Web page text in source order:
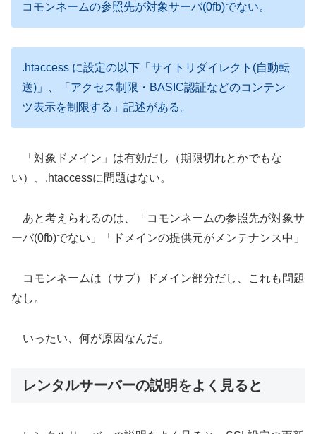
コモンネームの参照先が対象サーバ(0fb)でない。
.htaccess に設定の以下「サイトリダイレクト(自動転
送)」、「アクセス制限・BASIC認証などのコンテン
ツ表示を制限する」記述がある。
「対象ドメイン」は有効だし（期限切れとかでもな
い）、.htaccessに問題はない。
あと考えられるのは、「コモンネームの参照先が対象サ
ーバ(0fb)でない」「ドメインの提供元がメンテナンス中」
コモンネームは（サブ）ドメイン部分だし、これも問題
なし。
いったい、何が原因なんだ。
レンタルサーバーの説明をよく見ると